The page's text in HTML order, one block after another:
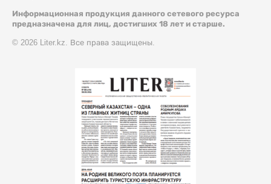
Информационная продукция данного сетевого ресурса
предназначена для лиц, достигших 18 лет и старше.
© 2026 Liter.kz. Все права защищены.